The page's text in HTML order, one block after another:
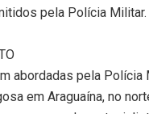
pela Polícia
abordadas pela
em Araguaína, no